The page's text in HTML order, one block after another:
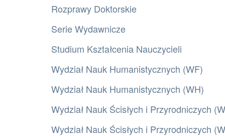
Rozprawy Doktorskie
Serie Wydawnicze
Studium Kształcenia Nauczycieli
Wydział Nauk Humanistycznych (WF)
Wydział Nauk Humanistycznych (WH)
Wydział Nauk Ścisłych i Przyrodniczych
Wydział Nauk Ścisłych i Przyrodniczych